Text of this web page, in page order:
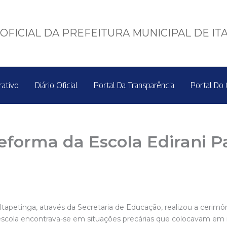
DA PREFEITURA MUNICIPAL DE
Diário Oficial Portal Da Transparência Portal Do
da Escola Edirani
através da Secretaria de Educação, realizou a
encontrava-se em situações precárias que colocavam em